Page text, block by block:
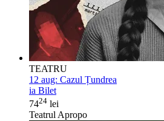
TEATRU
12 aug: Cazul Țundrea
ia Bilet
7424 lei
Teatrul Apropo